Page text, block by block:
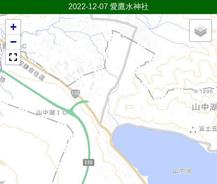
2022-12-07 愛鷹水神社
+
−